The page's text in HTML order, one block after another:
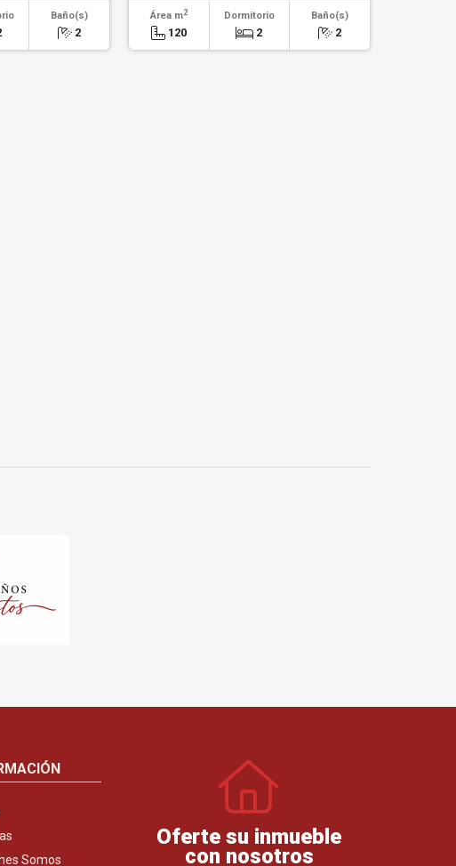
Baño(s)
2
Área m2
120
Dormitorio
2
Baño(s)
2
Somos
Oferte su inmueble
con nosotros